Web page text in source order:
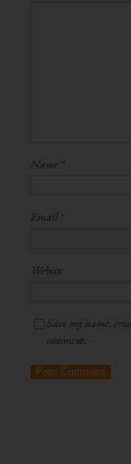
Name *
Email *
Website
Save my name,
comment.